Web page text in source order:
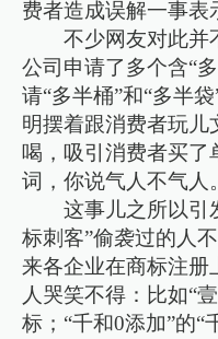
费者造成误解一事表
不少网友对此并
公司申请了多个含“
请“多半桶”和“多半
明摆着跟消费者玩儿
喝，吸引消费者买了
词，你说气人不气人。
这事儿之所以引
标刺客”偷袭过的人
来各企业在商标注册
人哭笑不得：比如“
标；“千和0添加”的“